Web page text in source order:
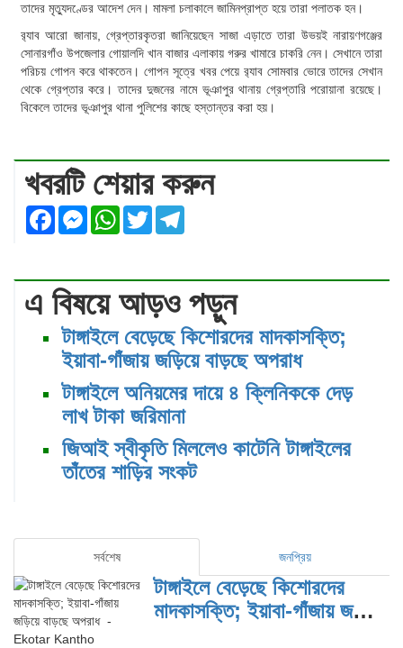
তাদের মৃত্যুদণ্ডের আদেশ দেন। মামলা চলাকালে জামিনপ্রাপ্ত হয়ে তারা পলাতক হন।
র‌্যাব আরো জানায়, গ্রেপ্তারকৃতরা জানিয়েছেন সাজা এড়াতে তারা উভয়ই নারায়ণগঞ্জের
সোনারগাঁও উপজেলার গোয়ালদি খান বাজার এলাকায় গরুর খামারে চাকরি নেন। সেখানে তারা
পরিচয় গোপন করে থাকতেন। গোপন সূত্রে খবর পেয়ে র‌্যাব সোমবার ভোরে তাদের সেখান
থেকে গ্রেপ্তার করে। তাদের দুজনের নামে ভূঞাপুর থানায় গ্রেপ্তারি পরোয়ানা রয়েছে।
বিকেলে তাদের ভূঞাপুর থানা পুলিশের কাছে হস্তান্তর করা হয়।
খবরটি শেয়ার করুন
FacebookMessenger
WhatsApp
Twitter
এ বিষয়ে আড়ও পড়ুন
টাঙ্গাইলে বেড়েছে কিশোরদের মাদকাসক্তি;
ইয়াবা-গাঁজায় জড়িয়ে বাড়ছে অপরাধ
টাঙ্গাইলে অনিয়মের দায়ে ৪ ক্লিনিককে দেড়
লাখ টাকা জরিমানা
জিআই স্বীকৃতি মিললেও কাটেনি টাঙ্গাইলের
তাঁতের শাড়ির সংকট
সর্বশেষ জনপ্রিয়
টাঙ্গাইলে বেড়েছে কিশোরদের
মাদকাসক্তি; ইয়াবা-গাঁজায় জড়িয়ে